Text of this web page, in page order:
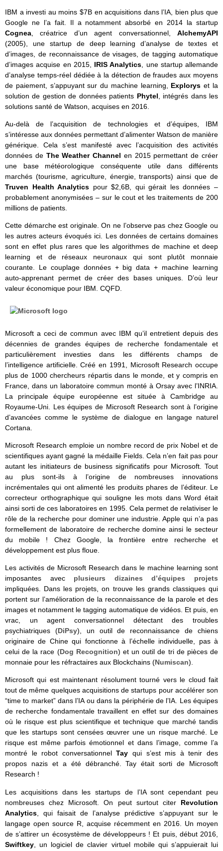
IBM a investi au moins $7B en acquisitions dans l’IA, bien plus que
Google ne l’a fait. Il a notamment absorbé en 2014 la startup
Cognea , créatrice d’un agent conversationnel, AlchemyAPI
(2005), une startup de deep learning d’analyse de textes et
d’images, de reconnaissance de visages, de tagging automatique
d’images acquise en 2015, IRIS Analytics , une startup allemande
d’analyse temps-réel dédiée à la détection de fraudes aux moyens
de paiement, s’appuyant sur du machine learning, Exploryset la
solution de gestion de données patients Phytel , intégrés dans les
solutions santé de Watson, acquises en 2016.
Au-delà de l’acquisition de technologies et d’équipes, IBM
s’intéresse aux données permettant d’alimenter Watson de manière
générique. Cela s’est manifesté avec l’acquisition des activités
données de The Weather Channel en 2015 permettant de créer
une base météorologique conséquente utile dans différents
marchés (tourisme, agriculture, énergie, transports) ainsi que de
Truven Health Analytics pour $2,6B, qui gérait les données –
probablement anonymisées – sur le cout et les traitements de 200
millions de patients.
Cette démarche est originale. On ne l’observe pas chez Google ou
les autres acteurs évoqués ici. Les données de certains domaines
sont en effet plus rares que les algorithmes de machine et deep
learning et de réseaux neuronaux qui sont plutôt monnaie
courante. Le couplage données + big data + machine learning
auto-apprenant permet de créer des bases uniques. D’où leur
valeur économique pour IBM. CQFD.
Microsoft a ceci de commun avec IBM qu’il entretient depuis des
décennies de grandes équipes de recherche fondamentale et
particulièrement investies dans les différents champs de
l’intelligence artificielle. Créé en 1991, Microsoft Research occupe
plus de 1000 chercheurs répartis dans le monde, et y compris en
France, dans un laboratoire commun monté à Orsay avec l’INRIA.
La principale équipe européenne est située à Cambridge au
Royaume-Uni. Les équipes de Microsoft Research sont à l’origine
d’avancées comme le système de dialogue en langage naturel
Cortana.
Microsoft Research emploie un nombre record de prix Nobel et de
scientifiques ayant gagné la médaille Fields. Cela n’en fait pas pour
autant les initiateurs de business significatifs pour Microsoft. Tout
au plus sont-ils à l’origine de nombreuses innovations
incrémentales qui ont alimenté les produits phares de l’éditeur. Le
correcteur orthographique qui souligne les mots dans Word était
ainsi sorti de ces laboratoires en 1995. Cela permet de relativiser le
rôle de la recherche pour dominer une industrie. Apple qui n’a pas
formellement de laboratoire de recherche domine ainsi le secteur
du mobile ! Chez Google, la frontière entre recherche et
développement est plus floue.
Les activités de Microsoft Research dans le machine learning sont
imposantes avec plusieurs dizaines d’équipes projets
impliquées. Dans les projets, on trouve les grands classiques qui
portent sur l’amélioration de la reconnaissance de la parole et des
images et notamment le tagging automatique de vidéos. Et puis, en
vrac, un agent conversationnel détectant des troubles
psychiatriques (DiPsy), un outil de reconnaissance de chiens
originaire de Chine qui fonctionne à l’échelle individuelle, pas à
celui de la race (Dog Recognition) et un outil de tri de pièces de
monnaie pour les réfractaires aux Blockchains (Numiscan).
Microsoft qui est maintenant résolument tourné vers le cloud fait
tout de même quelques acquisitions de startups pour accélérer son
“time to market” dans l’IA ou dans la périphérie de l’IA. Les équipes
de recherche fondamentale travaillent en effet sur des domaines
où le risque est plus scientifique et technique que marché tandis
que les startups sont censées œuvrer une un risque marché. Le
risque est même parfois émotionnel et dans l’image, comme l’a
montré le robot conversationnelTayqui s’est mis à tenir des
propos nazis et a été débranché. Tay était sorti de Microsoft
Research !
Les acquisitions dans les startups de l’IA sont cependant peu
nombreuses chez Microsoft. On peut surtout citer Revolution
Analytics , qui faisait de l’analyse prédictive s’appuyant sur le
langage open source R, acquise récemment en 2016. Un moyen
de s’attirer un écosystème de développeurs ! Et puis, début 2016,
Swiftkey , un logiciel de clavier virtuel mobile qui s’appuierait lui